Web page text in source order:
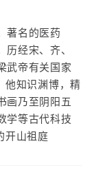
著名的医药
经宋、齐、
武帝有关国家
他知识渊博，精
画乃至阴阳五
学等古代科技
开山祖庭